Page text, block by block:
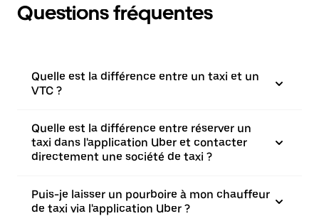
Questions fréquentes
Quelle est la différence entre un taxi et un
VTC ?
Quelle est la différence entre réserver un
taxi dans l'application Uber et contacter
directement une société de taxi ?
Puis-je laisser un pourboire à mon chauffeur
de taxi via l'application Uber ?